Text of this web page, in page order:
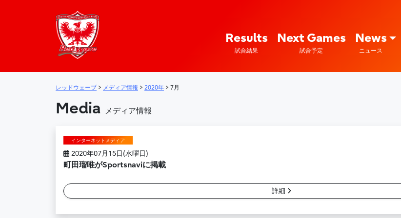
メインナビゲーション
Results
試合結果
Next Games
試合予定
News
ニュース
レッドウェーブ > メディア情報 > 2020年 > 7月
Media メディア情報
インターネットメディア
2020年07月15日(水曜日)
町田瑠唯がSportsnaviに掲載
詳細